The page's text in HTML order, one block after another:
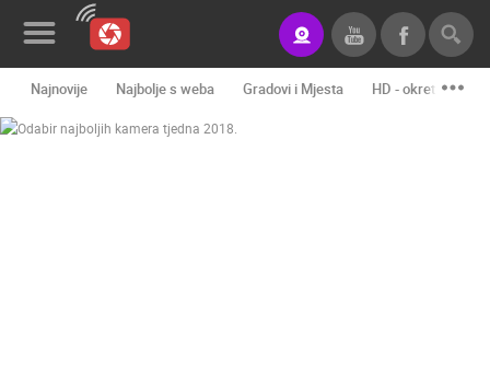
Novosti&Blog
Najnovije Najbolje s weba Gradovi i Mjesta HD - okretne